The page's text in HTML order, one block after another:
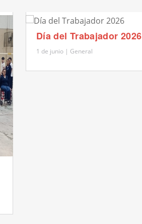
Día del Trabajador 2026
1 de junio | General